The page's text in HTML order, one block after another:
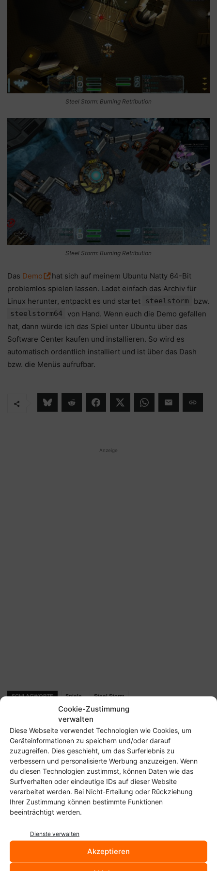
Cookie-Zustimmung
verwalten
Diese Webseite verwendet Technologien wie Cookies, um
Geräteinformationen zu speichern und/oder darauf
zuzugreifen. Dies geschieht, um das Surferlebnis zu
verbessern und personalisierte Werbung anzuzeigen. Wenn
du diesen Technologien zustimmst, können Daten wie das
Surfverhalten oder eindeutige IDs auf dieser Website
verarbeitet werden. Bei Nicht-Erteilung oder Rückziehung
Ihrer Zustimmung können bestimmte Funktionen
beeinträchtigt werden.
Dienste verwalten
Akzeptieren
Steel Storm: Burning Retribution
Steel Storm: Burning Retribution
Das Demo
hat sich auf meinem Ubuntu Natty 64-Bit
problemlos spielen lassen. Ladet einfach das Archiv für
Linux herunter, entpackt es und startet
steelstorm bzw.
steelstorm64
von Hand. Wenn euch die Demo gefallen
hat, dann würde ich das Spiel unter Ubuntu über das
Software Center kaufen und installieren. So wird es
automatisch ordentlich installiert und ist über das Dash
bzw. die Menüs aufrufbar.
Anzeige
SCHLAGWORTE Spiele Steel Storm
Der Tux zum Sonntag (IV)
Standby/Suspend unter
Linux bei vielen Notebooks
und Mainboards reparieren
Christoph Langner